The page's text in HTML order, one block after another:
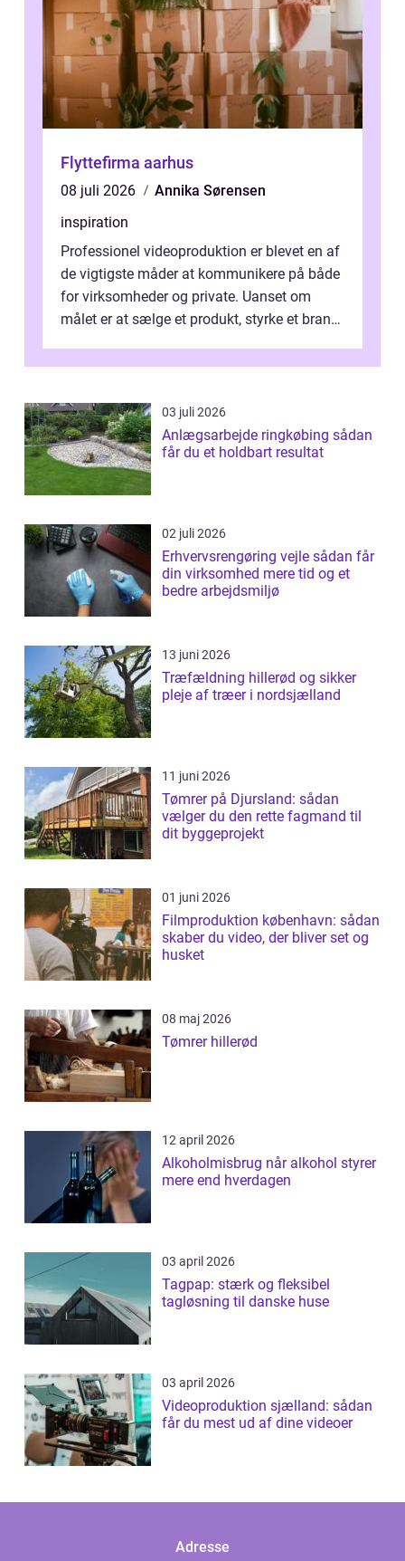
Flyttefirma aarhus
08 juli 2026
Annika Sørensen
inspiration
Professionel videoproduktion er blevet en af
de vigtigste måder at kommunikere på både
for virksomheder og private. Uanset om
målet er at sælge et produkt, styrke et brand,
03 juli 2026
Anlægsarbejde ringkøbing sådan
får du et holdbart resultat
02 juli 2026
Erhvervsrengøring vejle sådan får
din virksomhed mere tid og et
bedre arbejdsmiljø
13 juni 2026
Træfældning hillerød og sikker
pleje af træer i nordsjælland
11 juni 2026
Tømrer på Djursland: sådan
vælger du den rette fagmand til
dit byggeprojekt
01 juni 2026
Filmproduktion københavn: sådan
skaber du video, der bliver set og
husket
08 maj 2026
Tømrer hillerød
12 april 2026
Alkoholmisbrug når alkohol styrer
mere end hverdagen
03 april 2026
Tagpap: stærk og fleksibel
tagløsning til danske huse
03 april 2026
Videoproduktion sjælland: sådan
får du mest ud af dine videoer
Adresse